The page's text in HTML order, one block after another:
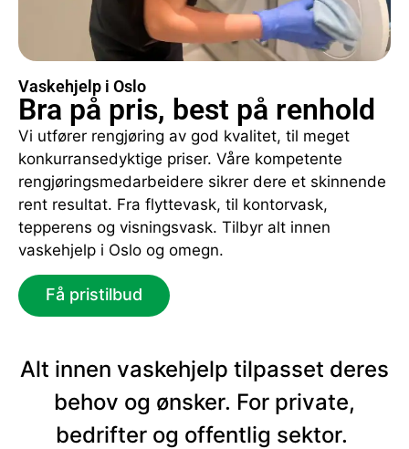
Vaskehjelp i Oslo
Bra på pris, best på renhold
Vi utfører rengjøring av god kvalitet, til meget
konkurransedyktige priser. Våre kompetente
rengjøringsmedarbeidere sikrer dere et skinnende
rent resultat. Fra flyttevask, til kontorvask,
tepperens og visningsvask. Tilbyr alt innen
vaskehjelp i Oslo og omegn.
Få pristilbud
Alt innen vaskehjelp tilpasset deres
behov og ønsker. For private,
bedrifter og offentlig sektor.